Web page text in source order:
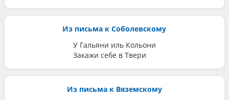
Из письма к Соболевскому
У Гальяни иль Кольони
Закажи себе в Твери
Из письма к Вяземскому